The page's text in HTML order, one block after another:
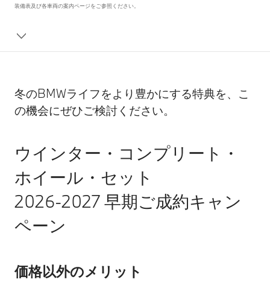
装備表及び各車両の案内ページをご参照ください。
冬のBMWライフをより豊かにする特典を、こ
の機会にぜひご検討ください。
ウインター・コンプリート・
ホイール・セット
2026-2027 早期ご成約キャン
ペーン
価格以外のメリット